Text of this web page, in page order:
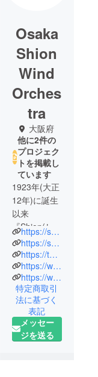
Osaka
Shion
Wind
Orches
tra
大阪府
他に2件の
プロジェク
トを掲載し
ています
1923年(大正
12年)に誕生
以来
『Shion(しお
ん)』の愛称
で親しまれ
ている交響
吹奏楽団。
2015年3月に
「大阪市音
楽団」より
「Osaka
https://shion.jp/
https://shion.jp/100th/
https://twitter.com/OsakaShion
https://www.facebook.com/OsakaShion/
https://www.instagram.com/osakashion/
特定商取引
法に基づく
表記
メッセー
ジを送る